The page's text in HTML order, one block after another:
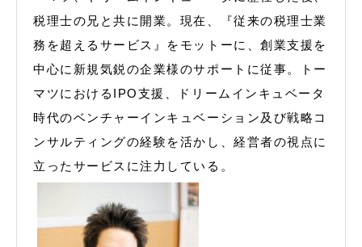
税理士の兄と共に開業。現在、『従来の税理士業
務を超えるサービス』をモットーに、創業支援を
中心に新規気鋭の企業様のサポートに従事。トー
マツにおけるIPO支援、ドリームインキュベータ
時代のベンチャーインキュベーション及び戦略コ
ンサルティングの経験を活かし、経営者の視点に
立ったサービスに注力している。